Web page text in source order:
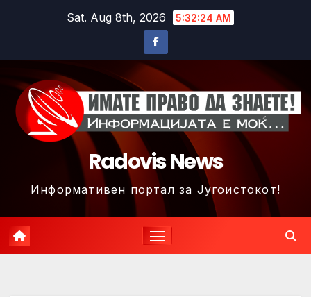
Sat. Aug 8th, 2026 5:32:26 AM
Radovis News
Информативен портал за Југоистокот!